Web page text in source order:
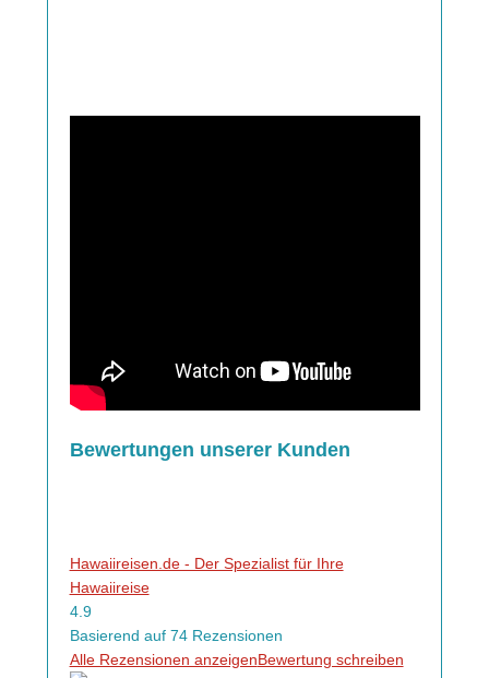
Bewertungen unserer Kunden
Hawaiireisen.de - Der Spezialist für Ihre
Hawaiireise
4.9
Basierend auf 74 Rezensionen
Alle Rezensionen anzeigenBewertung schreiben